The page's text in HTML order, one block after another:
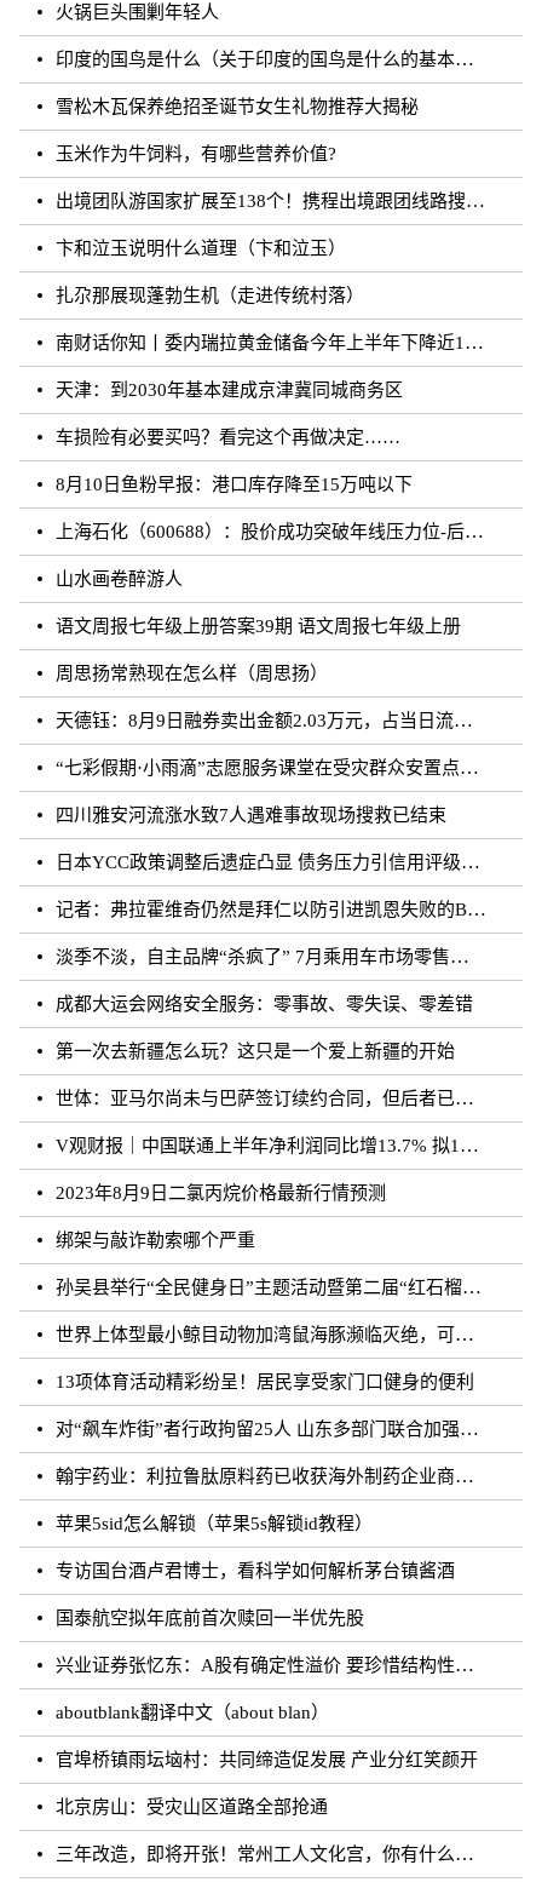
火锅巨头围剿年轻人
印度的国鸟是什么（关于印度的国鸟是什么的基本详情介绍）
雪松木瓦保养绝招圣诞节女生礼物推荐大揭秘
玉米作为牛饲料，有哪些营养价值?
出境团队游国家扩展至138个！携程出境跟团线路搜索涨超20倍
卞和泣玉说明什么道理（卞和泣玉）
扎尕那展现蓬勃生机（走进传统村落）
南财话你知丨委内瑞拉黄金储备今年上半年下降近12%，原因何在？广东“织网”记：全面迈入“高铁时代”，轨道沿线隆起大产业带
天津：到2030年基本建成京津冀同城商务区
车损险有必要买吗？看完这个再做决定……
8月10日鱼粉早报：港口库存降至15万吨以下
上海石化（600688）：股价成功突破年线压力位-后市看多（涨）（08-10）
山水画卷醉游人
语文周报七年级上册答案39期 语文周报七年级上册
周思扬常熟现在怎么样（周思扬）
天德钰：8月9日融券卖出金额2.03万元，占当日流出金额的0.41%
“七彩假期·小雨滴”志愿服务课堂在受灾群众安置点开课
四川雅安河流涨水致7人遇难事故现场搜救已结束
日本YCC政策调整后遗症凸显 债务压力引信用评级下调隐忧
记者：弗拉霍维奇仍然是拜仁以防引进凯恩失败的B方案
淡季不淡，自主品牌“杀疯了” 7月乘用车市场零售达177.5万辆
成都大运会网络安全服务：零事故、零失误、零差错
第一次去新疆怎么玩？这只是一个爱上新疆的开始
世体：亚马尔尚未与巴萨签订续约合同，但后者已得到门德斯承诺
V观财报｜中国联通上半年净利润同比增13.7% 拟10派0.796元
2023年8月9日二氯丙烷价格最新行情预测
绑架与敲诈勒索哪个严重
孙吴县举行“全民健身日”主题活动暨第二届“红石榴杯”羽毛球比赛
世界上体型最小鲸目动物加湾鼠海豚濒临灭绝，可能仅剩10至13头
13项体育活动精彩纷呈！居民享受家门口健身的便利
对“飙车炸街”者行政拘留25人 山东多部门联合加强噪声污染防治工作
翰宇药业：利拉鲁肽原料药已收获海外制药企业商业批订单
苹果5sid怎么解锁（苹果5s解锁id教程）
专访国台酒卢君博士，看科学如何解析茅台镇酱酒
国泰航空拟年底前首次赎回一半优先股
兴业证券张忆东：A股有确定性溢价 要珍惜结构性行情
aboutblank翻译中文（about blan）
官埠桥镇雨坛垴村：共同缔造促发展 产业分红笑颜开
北京房山：受灾山区道路全部抢通
三年改造，即将开张！常州工人文化宫，你有什么话说？